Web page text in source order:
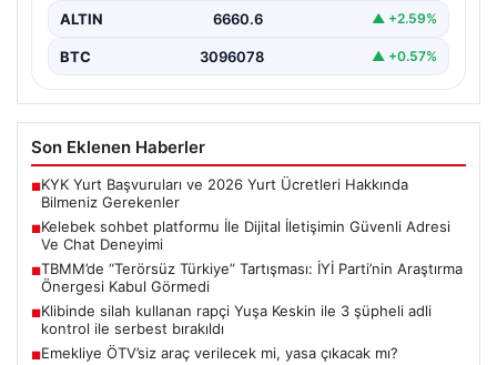
ALTIN 6660.6 ▲ +2.59%
BTC 3096078 ▲ +0.57%
Son Eklenen Haberler
■KYK Yurt Başvuruları ve 2026 Yurt Ücretleri Hakkında
Bilmeniz Gerekenler
■Kelebek sohbet platformu İle Dijital İletişimin Güvenli Adresi
Ve Chat Deneyimi
■TBMM’de “Terörsüz Türkiye” Tartışması: İYİ Parti’nin Araştırma
Önergesi Kabul Görmedi
■Klibinde silah kullanan rapçi Yuşa Keskin ile 3 şüpheli adli
kontrol ile serbest bırakıldı
■Emekliye ÖTV’siz araç verilecek mi, yasa çıkacak mı?